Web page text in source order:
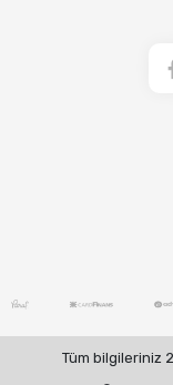
Tüm bilgileriniz